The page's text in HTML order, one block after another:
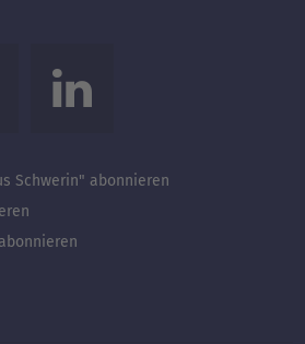
Schwerin" abonnieren